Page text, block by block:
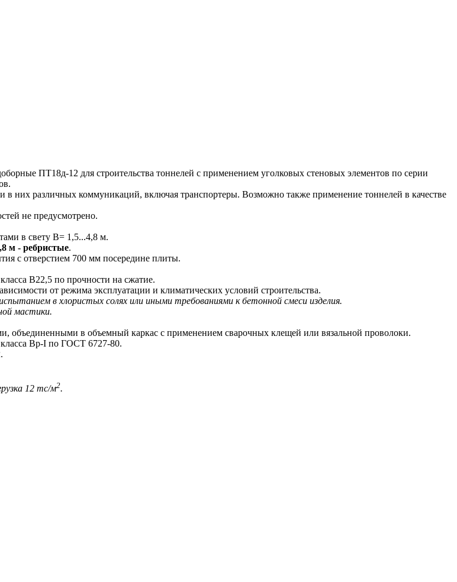
ПТ18д-12 для строительства тоннелей с применением уголковых стеновых элементов по серии
них различных коммуникаций, включая транспортеры. Возможно также применение тоннелей в качестве
не предусмотрено.
в свету В= 1,5...4,8 м.
м - ребристые.
с отверстием 700 мм посередине плиты.
В22,5 по прочности на сжатие.
от режима эксплуатации и климатических условий строительства.
в хлористых солях или иными требованиями к бетонной смеси изделия.
мастики.
в объемный каркас с применением сварочных клещей или вязальной проволоки.
Вр-I по ГОСТ 6727-80.
12 тс/м2.